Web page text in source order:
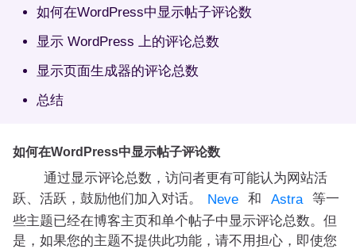
如何在WordPress中显示帖子评论数
显示 WordPress 上的评论总数
显示页面生成器的评论总数
总结
如何在WordPress中显示帖子评论数
通过显示评论总数，访问者更有可能认为网站活
跃、活跃，鼓励他们加入对话。
Neve 和 Astra
等一
些主题已经在博客主页和单个帖子中显示评论总数。但
是，如果您的主题不提供此功能，请不用担心，即使您